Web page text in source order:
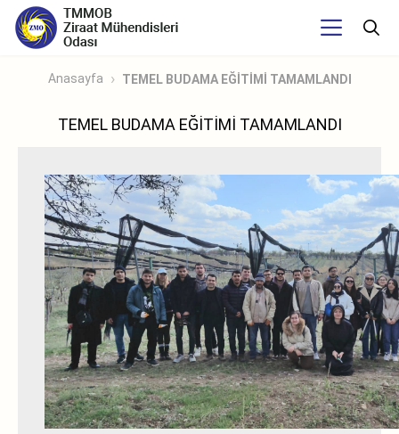
Anasayfa TEMEL BUDAMA EĞİTİMİ TAMAMLANDI
TEMEL BUDAMA EĞİTİMİ TAMAMLANDI